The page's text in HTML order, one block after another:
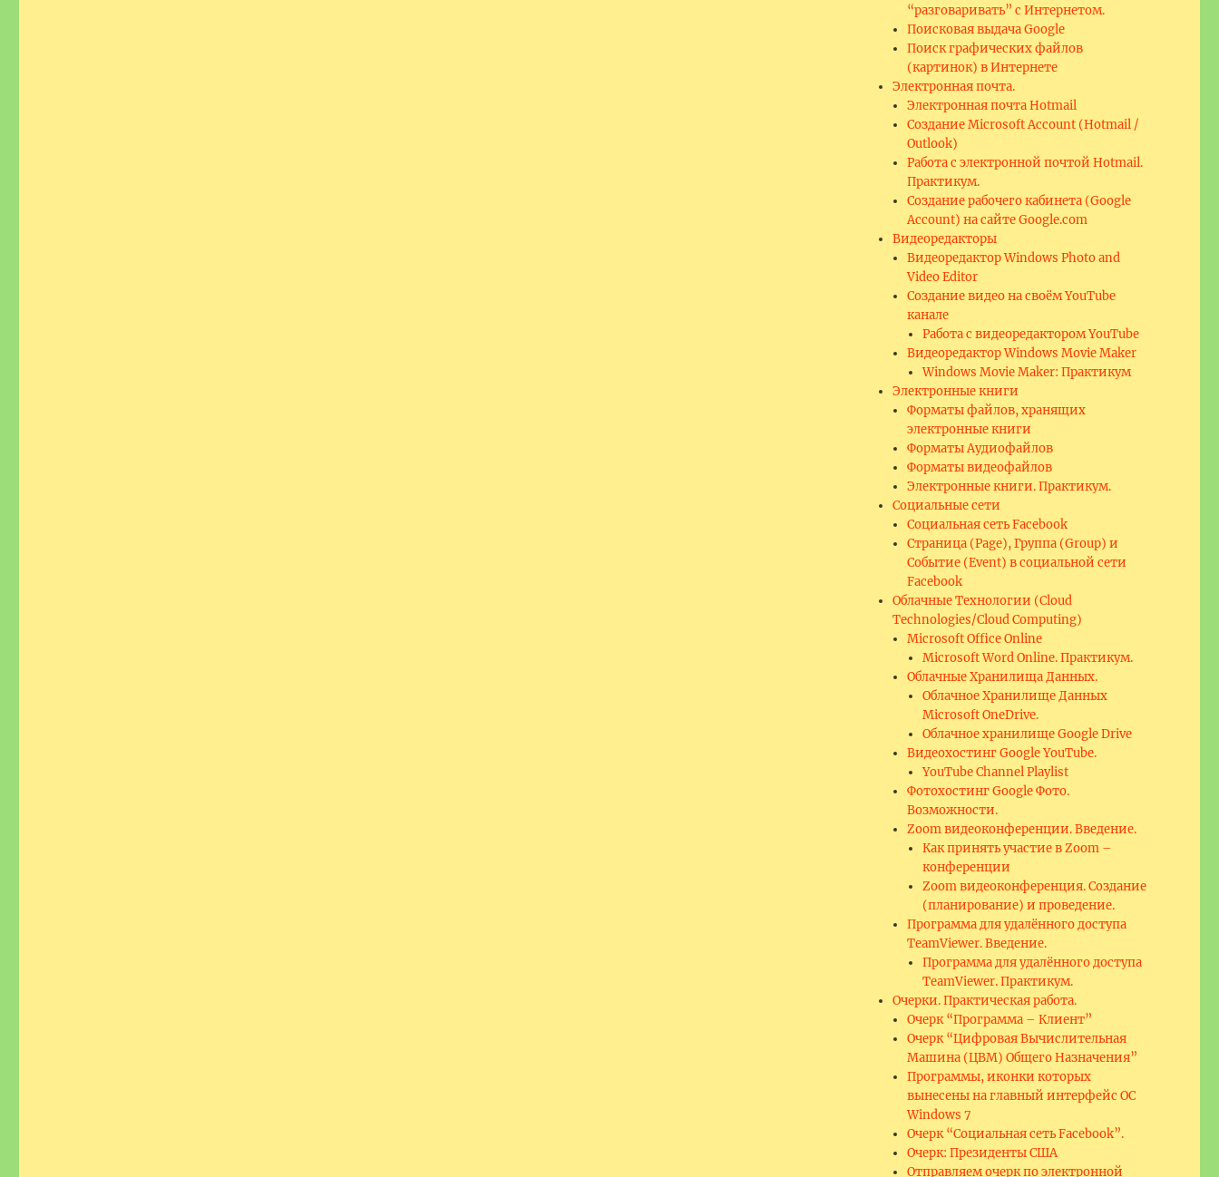
“разговаривать” с Интернетом.
Поисковая выдача Google
Поиск графических файлов
(картинок) в Интернете
Электронная почта.
Электронная почта Hotmail
Создание Microsoft Account (Hotmail /
Outlook)
Работа с электронной почтой Hotmail.
Практикум.
Создание рабочего кабинета (Google
Account) на сайте Google.com
Видеоредакторы
Видеоредактор Windows Photo and
Video Editor
Создание видео на своём YouTube
канале
Работа с видеоредактором YouTube
Видеоредактор Windows Movie Maker
Windows Movie Maker: Практикум
Электронные книги
Форматы файлов, хранящих
электронные книги
Форматы Аудиофайлов
Форматы видеофайлов
Электронные книги. Практикум.
Социальные сети
Социальная сеть Facebook
Страница (Page), Группа (Group) и
Событие (Event) в социальной сети
Facebook
Облачные Технологии (Cloud
Technologies/Cloud Computing)
Microsoft Office Online
Microsoft Word Online. Практикум.
Облачные Хранилища Данных.
Облачное Хранилище Данных
Microsoft OneDrive.
Облачное хранилище Google Drive
Видеохостинг Google YouTube.
YouTube Channel Playlist
Фотохостинг Google Фото.
Возможности.
Zoom видеоконференции. Введение.
Как принять участие в Zoom –
конференции
Zoom видеоконференция. Создание
(планирование) и проведение.
Программа для удалённого доступа
TeamViewer. Введение.
Программа для удалённого доступа
TeamViewer. Практикум.
Очерки. Практическая работа.
Очерк “Программа – Клиент”
Очерк “Цифровая Вычислительная
Машина (ЦВМ) Общего Назначения”
Программы, иконки которых
вынесены на главный интерфейс ОС
Windows 7
Очерк “Социальная сеть Facebook”.
Очерк: Президенты США
Отправляем очерк по электронной